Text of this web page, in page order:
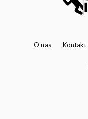
O nas Kontakt